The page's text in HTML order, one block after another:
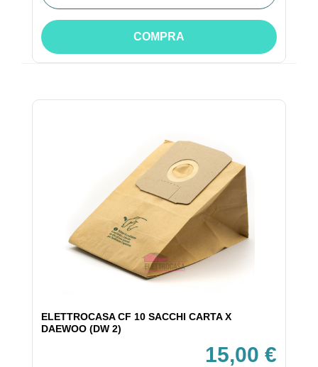
COMPRA
ELETTROCASA CF 10 SACCHI CARTA X
DAEWOO (DW 2)
15,00 €